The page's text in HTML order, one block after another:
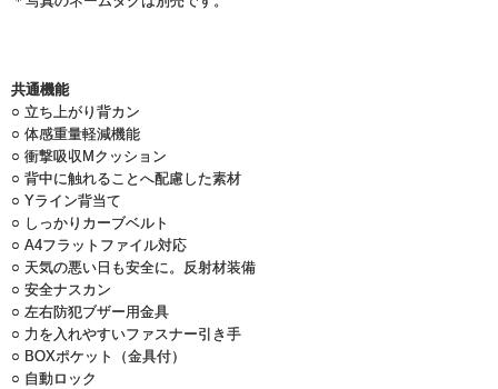
共通機能
○ 立ち上がり背カン
○ 体感重量軽減機能
○ 衝撃吸収Mクッション
○ 背中に触れることへ配慮した素材
○ Yライン背当て
○ しっかりカーブベルト
○ A4フラットファイル対応
○ 天気の悪い日も安全に。反射材装備
○ 安全ナスカン
○ 左右防犯ブザー用金具
○ 力を入れやすいファスナー引き手
○ BOXポケット（金具付）
○ 自動ロック